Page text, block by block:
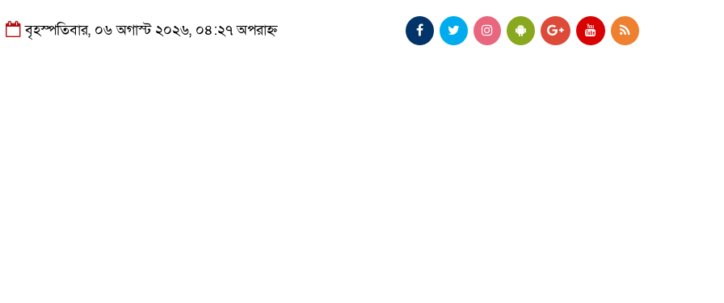
বৃহস্পতিবার, ০৬ অগাস্ট ২০২৬, ০৪:২৭ অপরাহ্ন